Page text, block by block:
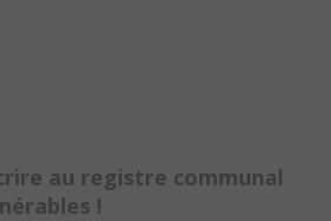
au registre communal
!